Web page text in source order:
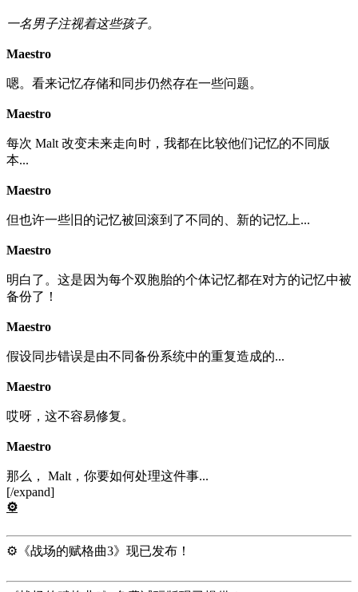
一名男子注视着这些孩子。
Maestro
嗯。看来记忆存储和同步仍然存在一些问题。
Maestro
每次 Malt 改变未来走向时，我都在比较他们记忆的不同版
本...
Maestro
但也许一些旧的记忆被回滚到了不同的、新的记忆上...
Maestro
明白了。这是因为每个双胞胎的个体记忆都在对方的记忆中被
备份了！
Maestro
假设同步错误是由不同备份系统中的重复造成的...
Maestro
哎呀，这不容易修复。
Maestro
那么， Malt，你要如何处理这件事...
[/expand]
⚙️
⚙️《战场的赋格曲3》现已发布！